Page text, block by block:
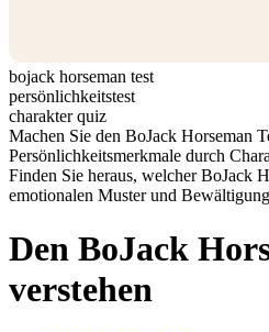
bojack horseman test
persönlichkeitstest
charakter quiz
Machen Sie den BoJack Horseman
Persönlichkeitsmerkmale durch
Finden Sie heraus, welcher BoJack
emotionalen Muster und
Den BoJack
verstehen